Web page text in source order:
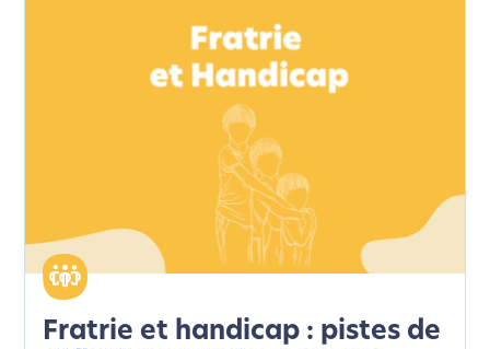
Fratrie et handicap : pistes de